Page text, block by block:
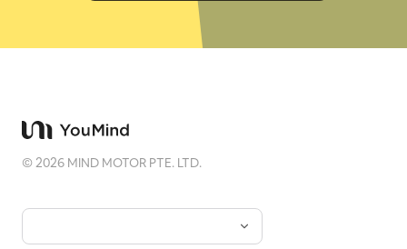
©2026 MIND MOTOR PTE. LTD.